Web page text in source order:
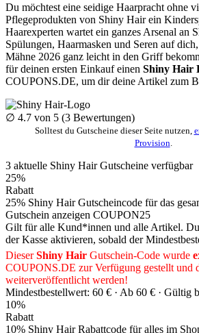
Du möchtest eine seidige Haarpracht ohne
Pflegeprodukten von Shiny Hair ein
Haarexperten wartet ein ganzes Arsenal an
Spülungen, Haarmasken und Seren auf
Mähne 2026 ganz leicht in den Griff
für deinen ersten Einkauf einen Shiny Hair
COUPONS.DE, um dir deine Artikel zum
∅ 4.7 von 5 (3 Bewertungen)
Solltest du Gutscheine dieser Seite nutzen,
Provision
3 aktuelle Shiny HairGutscheine verfügbar
25%
Rabatt
25% Shiny Hair Gutscheincode für das
Gutschein anzeigen COUPON25
Gilt für alle Kund*innen und alle Artikel. Du
der Kasse aktivieren, sobald der
DieserShiny Hair Gutschein-Code wurde
COUPONS.DE zur Verfügung gestellt und
weiterveröffentlicht werden!
Mindestbestellwert: 60 € · Ab 60 € · Gültig
10%
Rabatt
10% Shiny Hair Rabattcode für alles im